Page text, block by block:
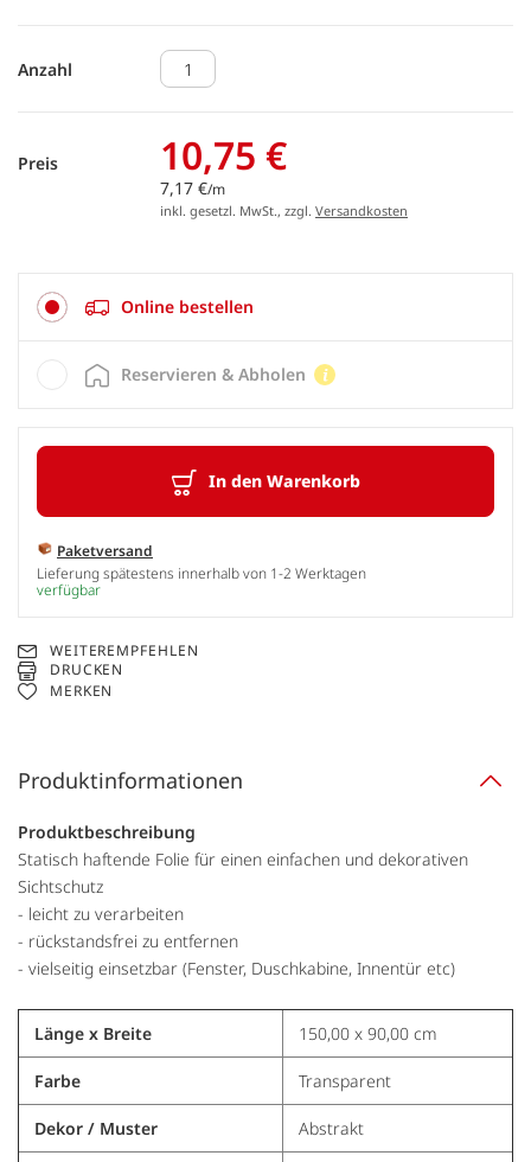
Anzahl
Preis 10,75 €
7,17 €/m
inkl. gesetzl. MwSt., zzgl. Versandkosten
Online bestellen
In den Warenkorb
Paketversand
Lieferung spätestens innerhalb von 1-2 Werktagen
verfügbar
Reservieren & Abholen
WEITEREMPFEHLEN
DRUCKEN
MERKEN
Produktinformationen
Produktbeschreibung
Statisch haftende Folie für einen einfachen und dekorativen
Sichtschutz
- leicht zu verarbeiten
- rückstandsfrei zu entfernen
- vielseitig einsetzbar (Fenster, Duschkabine, Innentür etc)
Länge x Breite 150,00 x 90,00 cm
Farbe Transparent
Dekor / Muster Abstrakt